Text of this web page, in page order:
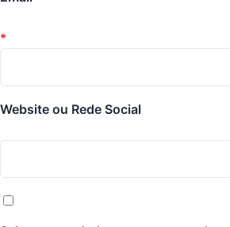
*
Website ou Rede Social